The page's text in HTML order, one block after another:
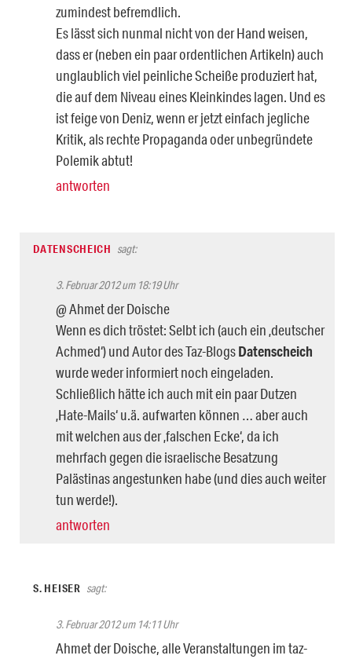
zumindest befremdlich.
Es lässt sich nunmal nicht von der Hand weisen,
dass er (neben ein paar ordentlichen Artikeln) auch
unglaublich viel peinliche Scheiße produziert hat,
die auf dem Niveau eines Kleinkindes lagen. Und es
ist feige von Deniz, wenn er jetzt einfach jegliche
Kritik, als rechte Propaganda oder unbegründete
Polemik abtut!
antworten
DATENSCHEICH sagt:
3. Februar 2012 um 18:19 Uhr
@ Ahmet der Doische
Wenn es dich tröstet: Selbt ich (auch ein ‚deutscher
Achmed‘) und Autor des Taz-BlogsDatenscheich
wurde weder informiert noch eingeladen.
Schließlich hätte ich auch mit ein paar Dutzen
‚Hate-Mails‘ u.ä. aufwarten können … aber auch
mit welchen aus der ‚falschen Ecke‘, da ich
mehrfach gegen die israelische Besatzung
Palästinas angestunken habe (und dies auch weiter
tun werde!).
antworten
S. HEISER sagt:
3. Februar 2012 um 14:11 Uhr
Ahmet der Doische, alle Veranstaltungen im taz-